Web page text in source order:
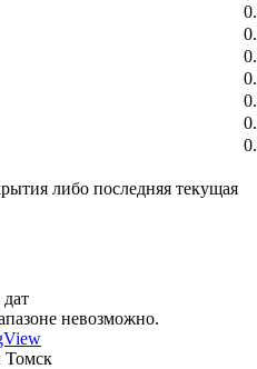
либо последняя текущая
невозможно.
Томск